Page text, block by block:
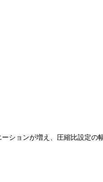
ションが増え、圧縮比設定の